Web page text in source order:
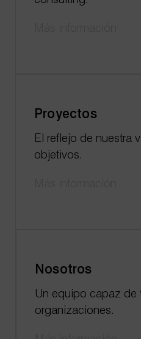
Proyectos
El reflejo de nuestra
objetivos.
Nosotros
Un equipo capaz de
organizaciones.